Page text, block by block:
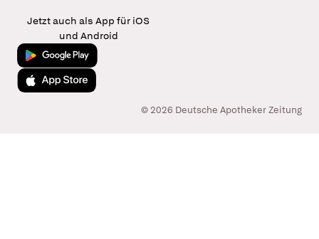
Jetzt auch als App für iOS
und Android
Jetzt bei Google Play
Laden im App Store
© 2026 Deutsche Apotheker Zeitung